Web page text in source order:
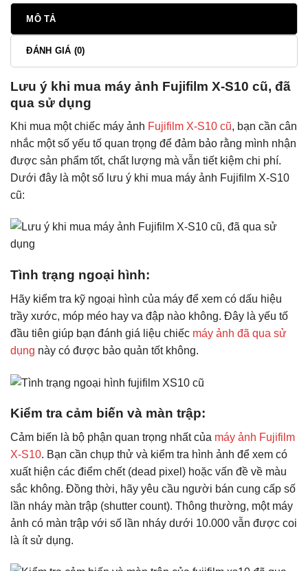
MÔ TẢ
ĐÁNH GIÁ (0)
Lưu ý khi mua máy ảnh Fujifilm X-S10 cũ, đã
qua sử dụng
Khi mua một chiếc máy ảnh Fujifilm X-S10 cũ, bạn cần cân
nhắc một số yếu tố quan trọng để đảm bảo rằng mình nhận
được sản phẩm tốt, chất lượng mà vẫn tiết kiệm chi phí.
Dưới đây là một số lưu ý khi mua máy ảnh Fujifilm X-S10
cũ:
Tình trạng ngoại hình:
Hãy kiểm tra kỹ ngoại hình của máy để xem có dấu hiệu
trầy xước, móp méo hay va đập nào không. Đây là yếu tố
đầu tiên giúp bạn đánh giá liệu chiếc máy ảnh đã qua sử
dụng này có được bảo quản tốt không.
Kiểm tra cảm biến và màn trập:
Cảm biến là bộ phận quan trọng nhất của máy ảnh Fujifilm
X-S10. Bạn cần chụp thử và kiểm tra hình ảnh để xem có
xuất hiện các điểm chết (dead pixel) hoặc vấn đề về màu
sắc không. Đồng thời, hãy yêu cầu người bán cung cấp số
lần nháy màn trập (shutter count). Thông thường, một máy
ảnh có màn trập với số lần nháy dưới 10.000 vẫn được coi
là ít sử dụng.